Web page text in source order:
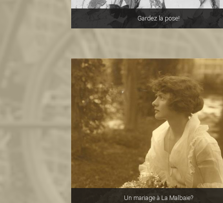
Gardez la pose!
Un mariage à La Malbaie?